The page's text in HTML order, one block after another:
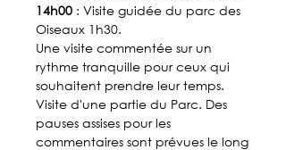
14h00 : Visite guidée du parc des
Oiseaux 1h30.
Une visite commentée sur un
rythme tranquille pour ceux qui
souhaitent prendre leur temps.
Visite d'une partie du Parc. Des
pauses assises pour les
commentaires sont prévues le long